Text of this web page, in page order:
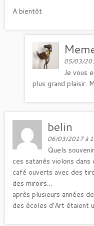
A bientôt
05/03/
Je vous
plus grand plaisir.
belin
06/03/2017 à
Quels
ces satanés violons
café ouverts avec des
des miroirs…
après plusieurs années
des écoles d’Art étaient